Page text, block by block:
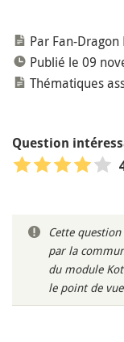
Par Fan-Dragon
Publié le 09
Thématiques
Question
Cette
par la
du module
le point de